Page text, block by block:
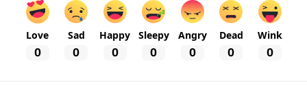
Love
0
Sad
0
Happy
0
Sleepy
0
Angry
0
Dead
0
Wink
0